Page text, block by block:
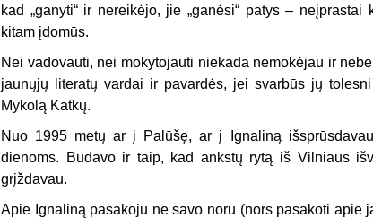
kad „ganyti“ ir nereikėjo, jie „ganėsi“ patys –
kitam įdomūs.
Nei vadovauti, nei mokytojauti niekada nemokėjau ir
jaunųjų literatų vardai ir pavardės, jei svarbūs jų
Mykolą Katkų.
Nuo 1995 metų ar į Palūšę, ar į Ignaliną
dienoms. Būdavo ir taip, kad ankstų rytą iš Vilniaus
grįždavau.
Apie Ignaliną pasakoju ne savo noru (nors pasakoti apie